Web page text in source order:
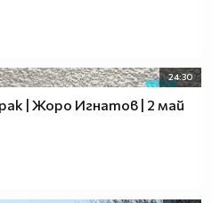
24:30
| Жоро Игнатов | 2 май